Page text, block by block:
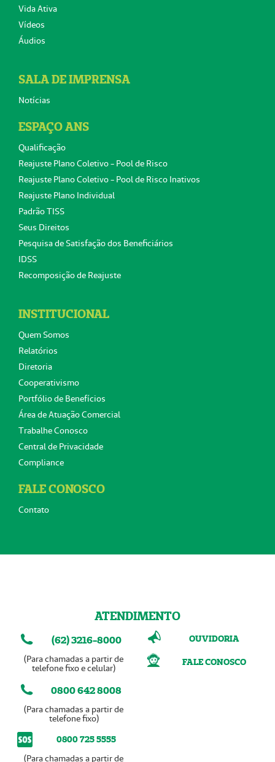
Vida Ativa
Vídeos
Áudios
SALA DE IMPRENSA
Notícias
ESPAÇO ANS
Qualificação
Reajuste Plano Coletivo - Pool de Risco
Reajuste Plano Coletivo - Pool de Risco Inativos
Reajuste Plano Individual
Padrão TISS
Seus Direitos
Pesquisa de Satisfação dos Beneficiários
IDSS
Recomposição de Reajuste
INSTITUCIONAL
Quem Somos
Relatórios
Diretoria
Cooperativismo
Portfólio de Benefícios
Área de Atuação Comercial
Trabalhe Conosco
Central de Privacidade
Compliance
FALE CONOSCO
Contato
ATENDIMENTO
(62) 3216-8000
(Para chamadas a partir de
telefone fixo e celular)
0800 642 8008
(Para chamadas a partir de
telefone fixo)
0800 725 5555
(Para chamadas a partir de
OUVIDORIA
FALE CONOSCO